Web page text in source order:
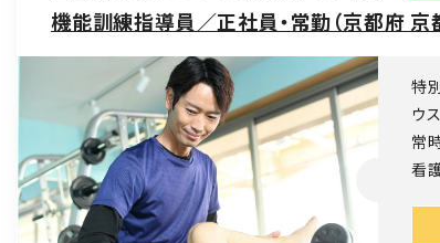
機能訓練指導員／正社員・常勤（京都府 京
特
ウ
常
看